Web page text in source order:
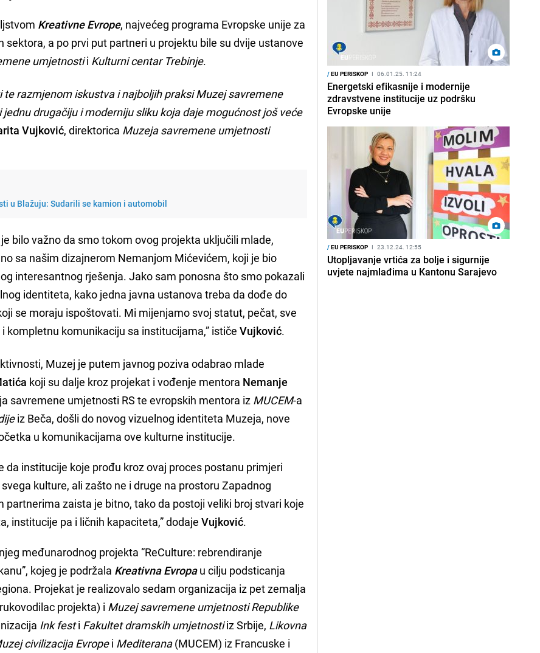
Kreativne Evrope, najvećeg programa Evropske unije za
a po prvi put partneri u projektu bile su dvije ustanove
umjetnostii Kulturni centar Trebinje.
razmjenom iskustva i najboljih praksi Muzej savremene
drugačiju i moderniju sliku koja daje mogućnost još veće
Vujković, direktorica Muzeja savremene umjetnosti
u Blažuju: Sudarili se kamion i automobil
bilo važno da smo tokom ovog projekta uključili mlade,
sa našim dizajnerom Nemanjom Mićevićem, koji je bio
interesantnog rješenja. Jako sam ponosna što smo pokazali
identiteta, kako jedna javna ustanova treba da dođe do
se moraju ispoštovati. Mi mijenjamo svoj statut, pečat, sve
kompletnu komunikaciju sa institucijama,” ističeVujković.
Muzej je putem javnog poziva odabrao mlade
koji su dalje kroz projekat i vođenje mentora Nemanje
savremene umjetnosti RS te evropskih mentora iz MUCEM-a
iz Beča, došli do novog vizuelnog identiteta Muzeja, nove
u komunikacijama ove kulturne institucije.
da institucije koje prođu kroz ovaj proces postanu primjeri
kulture, ali zašto ne i druge na prostoru Zapadnog
partnerima zaista je bitno, tako da postoji veliki broj stvari koje
institucije pa i ličnih kapaciteta,” dodajeVujković.
međunarodnog projekta “ReCulture: rebrendiranje
kojeg je podržala Kreativna Evropau cilju podsticanja
Projekat je realizovalo sedam organizacija iz pet zemalja
projekta) i Muzej savremene umjetnosti Republike
Ink festi Fakultet dramskih umjetnostiiz Srbije, Likovna
civilizacija Evropei Mediterana(MUCEM) iz Francuske i
/EU PERISKOP I 06.01.25. 11:24
Energetski efikasnije i modernije
zdravstvene institucije uz podršku
Evropske unije
/EU PERISKOP I 23.12.24. 12:55
Utopljavanje vrtića za bolje i sigurnije
uvjete najmlađima u Kantonu Sarajevo